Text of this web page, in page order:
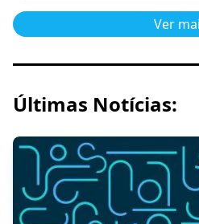
Ver
Últimas Notícias: